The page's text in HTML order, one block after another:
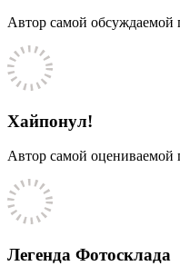
Автор самой обсуждаемой
Хайпонул!
Автор самой оцениваемой
Легенда Фотосклада